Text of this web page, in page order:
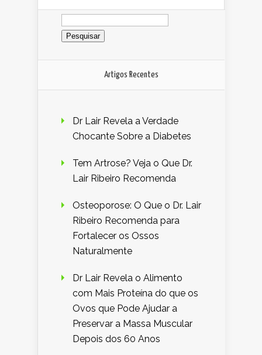
Pesquisar
por:
Artigos Recentes
Dr Lair Revela a Verdade
Chocante Sobre a Diabetes
Tem Artrose? Veja o Que Dr.
Lair Ribeiro Recomenda
Osteoporose: O Que o Dr. Lair
Ribeiro Recomenda para
Fortalecer os Ossos
Naturalmente
Dr Lair Revela o Alimento
com Mais Proteína do que os
Ovos que Pode Ajudar a
Preservar a Massa Muscular
Depois dos 60 Anos